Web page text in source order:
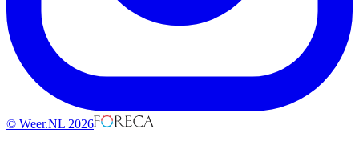
© Weer.NL 2026